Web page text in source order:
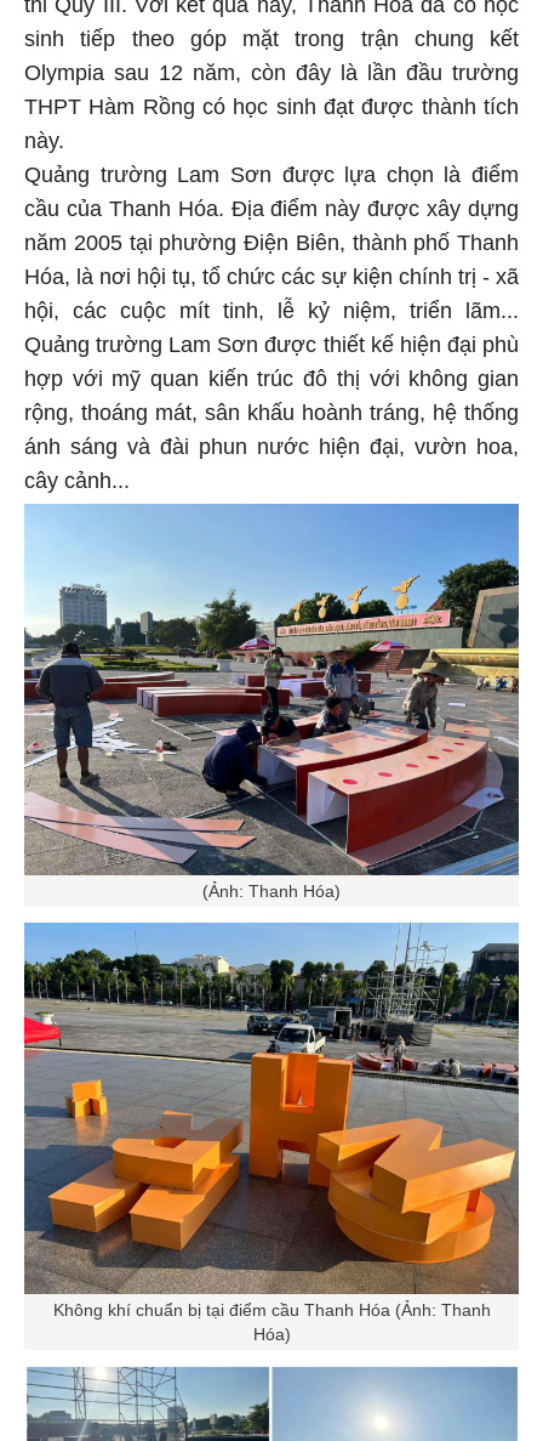
thi Quý III. Với kết quả này, Thanh Hóa đã có học
sinh tiếp theo góp mặt trong trận chung kết
Olympia sau 12 năm, còn đây là lần đầu trường
THPT Hàm Rồng có học sinh đạt được thành tích
này.
Quảng trường Lam Sơn được lựa chọn là điểm
cầu của Thanh Hóa. Địa điểm này được xây dựng
năm 2005 tại phường Điện Biên, thành phố Thanh
Hóa, là nơi hội tụ, tổ chức các sự kiện chính trị - xã
hội, các cuộc mít tinh, lễ kỷ niệm, triển lãm...
Quảng trường Lam Sơn được thiết kế hiện đại phù
hợp với mỹ quan kiến trúc đô thị với không gian
rộng, thoáng mát, sân khấu hoành tráng, hệ thống
ánh sáng và đài phun nước hiện đại, vườn hoa,
cây cảnh...
(Ảnh: Thanh Hóa)
Không khí chuẩn bị tại điểm cầu Thanh Hóa (Ảnh: Thanh
Hóa)